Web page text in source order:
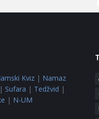
Kviz | Namaz
| Sufara | Tedžvid |
| N-UM